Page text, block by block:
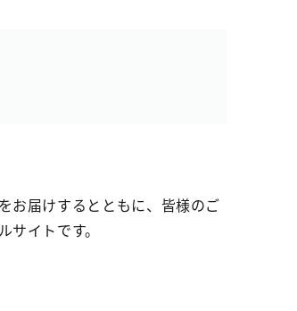
お届けするとともに、皆様のご
イトです。